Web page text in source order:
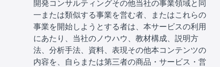
開発コンサルティングその他当社の事業領域と同
一または類似する事業を営む者、またはこれらの
事業を開始しようとする者は、本サービスの利用
にあたり、当社のノウハウ、教材構成、説明方
法、分析手法、資料、表現その他本コンテンツの
内容を、自らまたは第三者の商品・サービス・営